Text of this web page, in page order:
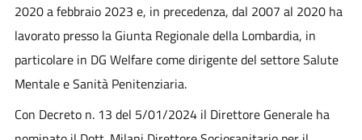
2020 a febbraio 2023 e, in precedenza, dal 2007 al 2020 ha
lavorato presso la Giunta Regionale della Lombardia, in
particolare in DG Welfare come dirigente del settore Salute
Mentale e Sanità Penitenziaria.
Con Decreto n. 13 del 5/01/2024 il Direttore Generale ha